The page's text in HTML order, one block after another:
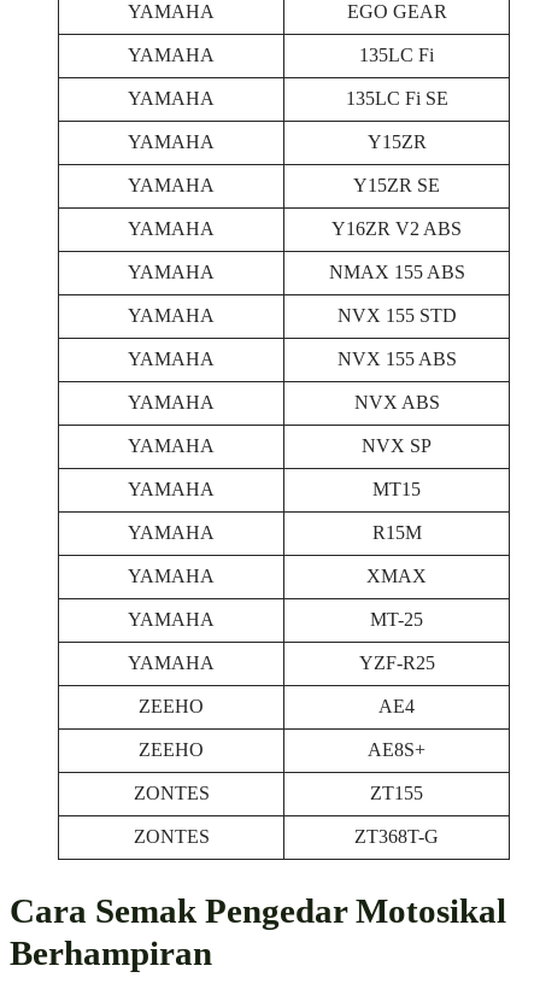
YAMAHA
EGO GEAR
YAMAHA
135LC Fi
YAMAHA
135LC Fi SE
YAMAHA
Y15ZR
YAMAHA
Y15ZR SE
YAMAHA
Y16ZR V2 ABS
YAMAHA
NMAX 155 ABS
YAMAHA
NVX 155 STD
YAMAHA
NVX 155 ABS
YAMAHA
NVX ABS
YAMAHA
NVX SP
YAMAHA
MT15
YAMAHA
R15M
YAMAHA
XMAX
YAMAHA
MT-25
YAMAHA
YZF-R25
ZEEHO
AE4
ZEEHO
AE8S+
ZONTES
ZT155
ZONTES
ZT368T-G
Cara Semak Pengedar Motosikal
Berhampiran